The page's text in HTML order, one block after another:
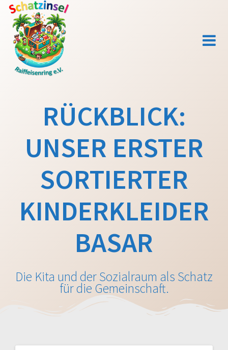
RÜCKBLICK:
UNSER ERSTER
SORTIERTER
KINDERKLEIDER
BASAR
Die Kita und der Sozialraum als Schatz
für die Gemeinschaft.